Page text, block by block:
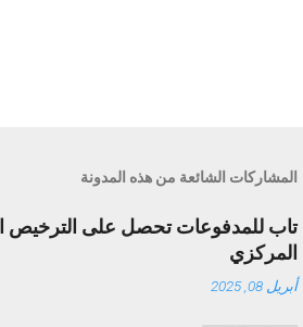
المشاركات الشائعة من هذه المدونة
تاب للمدفوعات تحصل على الترخيص
المركزي
أبريل 08, 2025